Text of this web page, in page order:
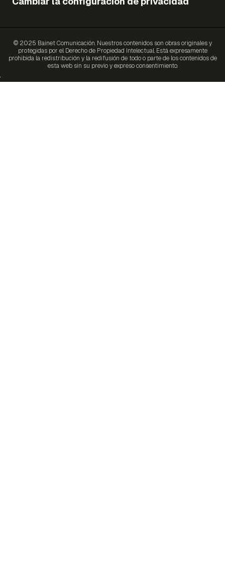
© 2025 Bainet Comunicación. Nuestros contenidos son obras originales y
protegidas por el Derecho de Propiedad Intelectual. Está expresamente
prohibida la redistribución y la redifusión de todo o parte de los contenidos de
esta web sin su previo y expreso consentimiento.